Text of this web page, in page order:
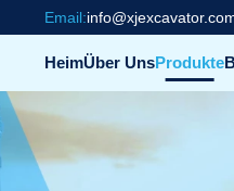
Email:
HeimÜber UnsProdukte